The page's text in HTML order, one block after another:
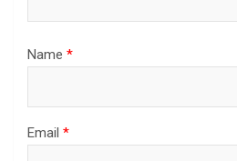
Name *
Email *